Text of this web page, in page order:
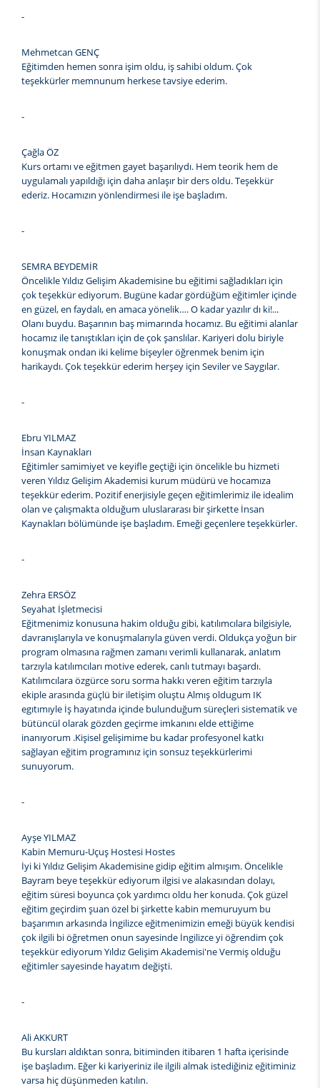
-
Mehmetcan GENÇ
Eğitimden hemen sonra işim oldu, iş sahibi oldum. Çok
teşekkürler memnunum herkese tavsiye ederim.
-
Çağla ÖZ
Kurs ortamı ve eğitmen gayet başarılıydı. Hem teorik hem de
uygulamalı yapıldığı için daha anlaşır bir ders oldu. Teşekkür
ederiz. Hocamızın yönlendirmesi ile işe başladım.
-
SEMRA BEYDEMİR
Öncelikle Yıldız Gelişim Akademisine bu eğitimi sağladıkları için
çok teşekkür ediyorum. Bugüne kadar gördüğüm eğitimler içinde
en güzel, en faydalı, en amaca yönelik…. O kadar yazılır dı ki!...
Olanı buydu. Başarının baş mimarında hocamız. Bu eğitimi alanlar
hocamız ile tanıştıkları için de çok şanslılar. Kariyeri dolu biriyle
konuşmak ondan iki kelime bişeyler öğrenmek benim için
harikaydı. Çok teşekkür ederim herşey için Seviler ve Saygılar.
-
Ebru YILMAZ
İnsan Kaynakları
Eğitimler samimiyet ve keyifle geçtiği için öncelikle bu hizmeti
veren Yıldız Gelişim Akademisi kurum müdürü ve hocamıza
teşekkür ederim. Pozitif enerjisiyle geçen eğitimlerimiz ile idealim
olan ve çalışmakta olduğum uluslararası bir şirkette İnsan
Kaynakları bölümünde işe başladım. Emeği geçenlere teşekkürler.
-
Zehra ERSÖZ
Seyahat İşletmecisi
Eğitmenimiz konusuna hakim olduğu gibi, katılımcılara bilgisiyle,
davranışlarıyla ve konuşmalarıyla güven verdi. Oldukça yoğun bir
program olmasına rağmen zamanı verimli kullanarak, anlatım
tarzıyla katılımcıları motive ederek, canlı tutmayı başardı.
Katılımcılara özgürce soru sorma hakkı veren eğitim tarzıyla
ekiple arasında güçlü bir iletişim oluştu Almış oldugum IK
egıtımıyle İş hayatında içinde bulunduğum süreçleri sistematik ve
bütüncül olarak gözden geçirme imkanını elde ettiğime
inanıyorum .Kişisel gelişimime bu kadar profesyonel katkı
sağlayan eğitim programınız için sonsuz teşekkürlerimi
sunuyorum.
-
Ayşe YILMAZ
Kabin Memuru-Uçuş Hostesi Hostes
İyi ki Yıldız Gelişim Akademisine gidip eğitim almışım. Öncelikle
Bayram beye teşekkür ediyorum ilgisi ve alakasından dolayı,
eğitim süresi boyunca çok yardımcı oldu her konuda. Çok güzel
eğitim geçirdim şuan özel bi şirkette kabin memuruyum bu
başarımın arkasında İngilizce eğitmenimizin emeği büyük kendisi
çok ilgili bi öğretmen onun sayesinde İngilizce yi öğrendim çok
teşekkür ediyorum Yıldız Gelişim Akademisi'ne Vermiş olduğu
eğitimler sayesinde hayatım değişti.
-
Ali AKKURT
Bu kursları aldıktan sonra, bitiminden itibaren 1 hafta içerisinde
işe başladım. Eğer ki kariyeriniz ile ilgili almak istediğiniz eğitiminiz
varsa hiç düşünmeden katılın.